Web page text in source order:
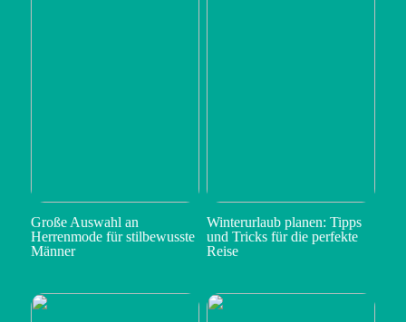
Große Auswahl an
Herrenmode für stilbewusste
Männer
Winterurlaub planen: Tipps
und Tricks für die perfekte
Reise